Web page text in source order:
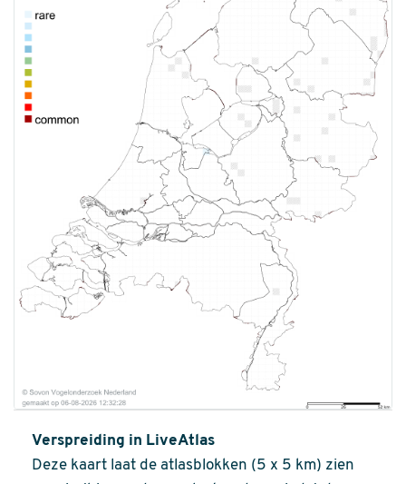
Verspreiding in LiveAtlas
Deze kaart laat de atlasblokken (5 x 5 km) zien